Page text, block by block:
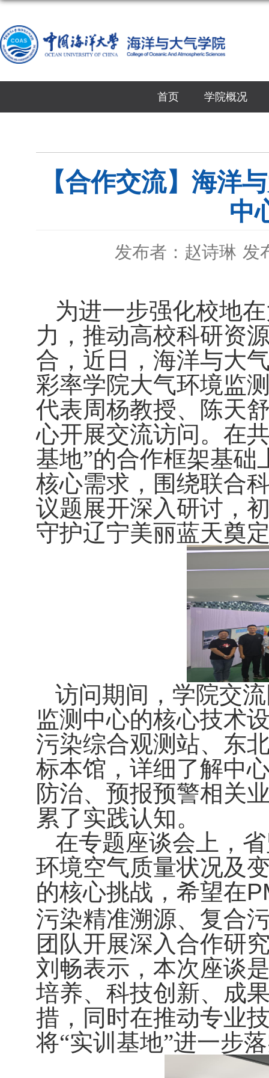
首页 学院概况
【合作交流】海洋
中
发布者：赵诗琳 发
为进一步强化校地
力，推动高校科研资
合，近日，海洋与大
彩率学院大气环境监
代表周杨教授、陈天
心开展交流访问。在
基地”的合作框架基
核心需求，围绕联合
议题展开深入研讨，
守护辽宁美丽蓝天奠
访问期间，学院交
监测中心的核心技术
污染综合观测站、东
标本馆，详细了解中
防治、预报预警相关
累了实践认知。
在专题座谈会上，
环境空气质量状况及
的核心挑战，希望在
污染精准溯源、复合
团队开展深入合作研
刘畅表示，本次座谈
培养、科技创新、成
措，同时在推动专业
将“实训基地”进一步